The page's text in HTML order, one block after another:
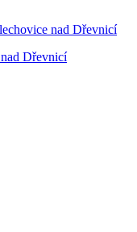
nad Dřevnicí
Dřevnicí